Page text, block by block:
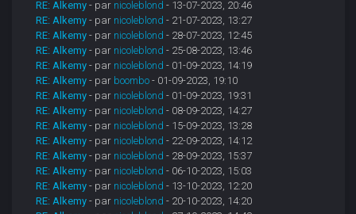
RE: Alkemy - par nicoleblond - 13-07-2023, 20:46
RE: Alkemy - par nicoleblond - 21-07-2023, 13:27
RE: Alkemy - par nicoleblond - 28-07-2023, 12:45
RE: Alkemy - par nicoleblond - 25-08-2023, 13:46
RE: Alkemy - par nicoleblond - 01-09-2023, 14:19
RE: Alkemy - par boombo - 01-09-2023, 19:10
RE: Alkemy - par nicoleblond - 01-09-2023, 19:31
RE: Alkemy - par nicoleblond - 08-09-2023, 14:27
RE: Alkemy - par nicoleblond - 15-09-2023, 13:28
RE: Alkemy - par nicoleblond - 22-09-2023, 14:12
RE: Alkemy - par nicoleblond - 28-09-2023, 15:37
RE: Alkemy - par nicoleblond - 06-10-2023, 15:03
RE: Alkemy - par nicoleblond - 13-10-2023, 12:20
RE: Alkemy - par nicoleblond - 20-10-2023, 14:20